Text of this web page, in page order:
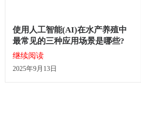
使用人工智能(AI)在水产养殖中
最常见的三种应用场景是哪些?
继续阅读
2025年9月13日